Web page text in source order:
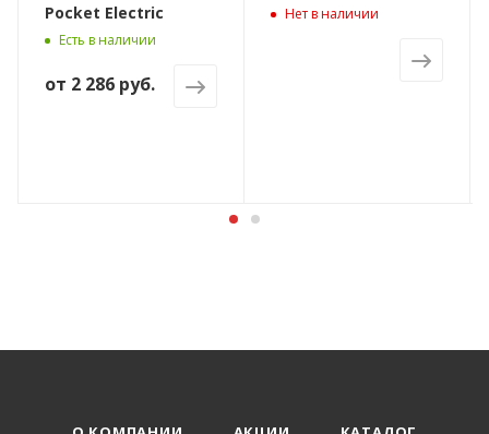
Pocket Electric
Есть в наличии
от 2 286 руб.
Нет в наличии